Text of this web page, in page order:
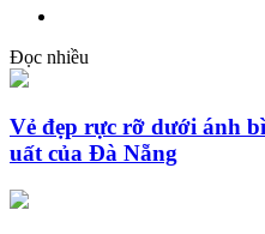
Đọc nhiều
Vẻ đẹp rực rỡ dưới ánh
uất của Đà Nẵng